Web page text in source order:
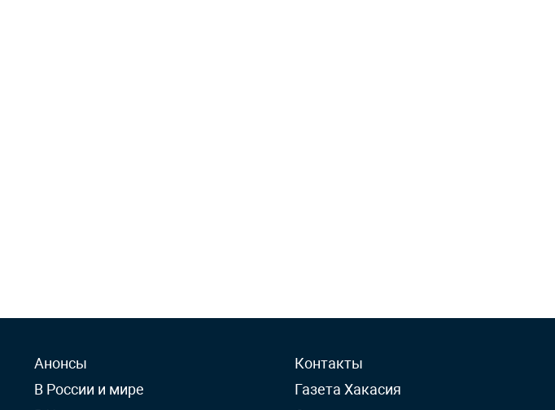
Анонсы
В России и мире
Контакты
Газета Хакасия